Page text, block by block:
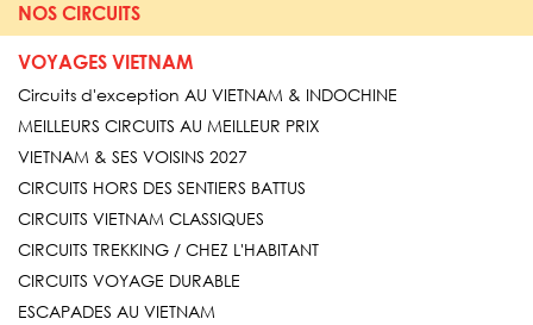
NOS CIRCUITS
VOYAGES VIETNAM
Circuits d'exception AU VIETNAM & INDOCHINE
MEILLEURS CIRCUITS AU MEILLEUR PRIX
VIETNAM & SES VOISINS 2027
CIRCUITS HORS DES SENTIERS BATTUS
CIRCUITS VIETNAM CLASSIQUES
CIRCUITS TREKKING / CHEZ L'HABITANT
CIRCUITS VOYAGE DURABLE
ESCAPADES AU VIETNAM